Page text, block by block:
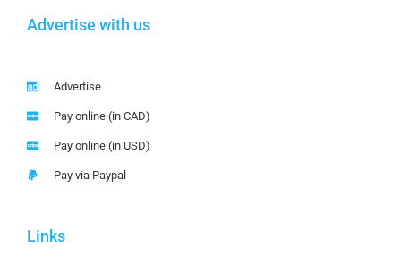
Advertise with us
Advertise
Pay online (in CAD)
Pay online (in USD)
Pay via Paypal
Links